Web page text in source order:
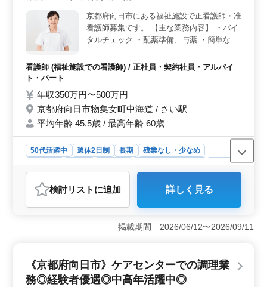
1000万円、日給2.5万〜4万円。しっかりと評価される給
与体系で、モチベーションを高く保てます。医療業界で
経験を積んだ方、患者とのやり取りを大切にする方、ぜ
ひお待ちしています！
京都府向日市にある福祉施設で正看護師・准
看護師募集です。 【主な業務内容】 ・バイ
タルチェック ・配薬準備、与薬 ・簡単な医
療に関する指導 ・食事、排泄補助 ・入浴の
看護師業務でお探しの方お問い合わせくださ
い ベテラン看護師歓迎です！ ご応募お待ち
しております！！
看護師 (福祉施設での看護師) / 正社員・契約社員・アルバイ
ト・パート
年収350万円〜500万円
京都府向日市物集女町中海道 / さい駅
平均年齢 45.5歳 / 最高年齢 60歳
50代活躍中 週休2日制 長期
残業なし・少なめ
看護師
おすすめポイント
＜中高年活躍中・社会保険完備＞ 京都府向日市物集女
町中海道にある介護老人保健施設では、看護師を募集し
ています。こちらの施設では、中高年の方々が活躍でき
る職場環境を整えており、経験豊富な看護師の方々に最
者様の日常生活のサポートも行います。また、外出の付
き添いや介護職員への指導などもお任せします。 ＜
検討リスト に追加 詳しく見る
掲載期間 2026/06/12〜2026/09/11
《京都府向日市》ケアセンターでの調理業
務◎経験者優遇◎中高年活躍中◎